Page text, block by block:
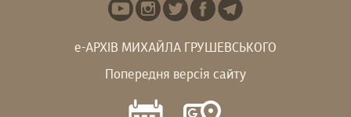
е-АРХІВ МИХАЙЛА ГРУШЕВСЬКОГО
Попередня версія сайту